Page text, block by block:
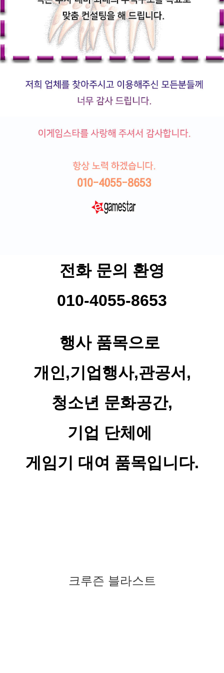
전화 문의 환영
010-4055-8653
행사 품목으로
개인,기업행사,관공서,
청소년 문화공간,
기업 단체에
게임기 대여 품목입니다.
크루즌 블라스트